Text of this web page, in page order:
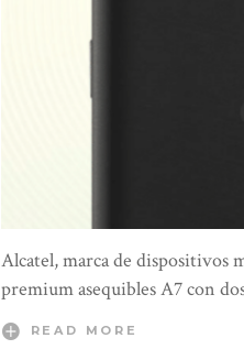
Alcatel, marca de dispositivos
premium asequibles A7 con
READ MORE